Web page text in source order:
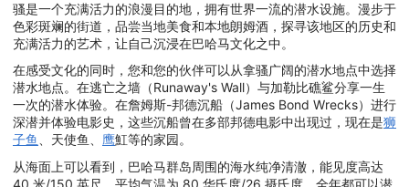
骚是一个充满活力的浪漫目的地，拥有世界一流的潜水设施。漫步于
色彩斑斓的街道，品尝当地美食和本地朗姆酒，探寻该地区的历史和
充满活力的艺术，让自己沉浸在巴哈马文化之中。
在感受文化的同时，您和您的伙伴可以从拿骚广阔的潜水地点中选择
潜水地点。在逃亡之墙（Runaway's Wall）与加勒比礁鲨分享一生
一次的潜水体验。在詹姆斯-邦德沉船（James Bond Wrecks）进行
深潜并体验电影史，这些沉船曾在多部邦德电影中出现过，现在是狮
子鱼
、天使鱼、 鹰魟等的家园。
从海面上可以看到，巴哈马群岛周围的海水纯净清澈，能见度高达
40 米/150 英尺，平均气温为 80 华氏度/26 摄氏度。全年都可以潜